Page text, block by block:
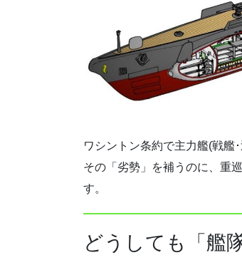
ワシントン条約で主力艦(戦艦
その「劣勢」を補うのに、重
す。
どうしても「艦